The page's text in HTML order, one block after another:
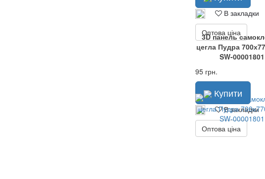
В закладки
Оптова ціна
3D панель
цегла Пудра
SW-00001801
95 грн.
Купити
В закладки
Оптова ціна